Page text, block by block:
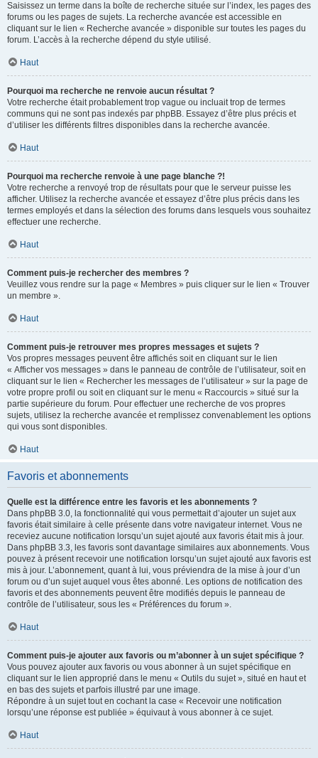
Saisissez un terme dans la boîte de recherche située sur l’index, les pages des
forums ou les pages de sujets. La recherche avancée est accessible en
cliquant sur le lien « Recherche avancée » disponible sur toutes les pages du
forum. L’accès à la recherche dépend du style utilisé.
Haut
Pourquoi ma recherche ne renvoie aucun résultat ?
Votre recherche était probablement trop vague ou incluait trop de termes
communs qui ne sont pas indexés par phpBB. Essayez d’être plus précis et
d’utiliser les différents filtres disponibles dans la recherche avancée.
Haut
Pourquoi ma recherche renvoie à une page blanche ?!
Votre recherche a renvoyé trop de résultats pour que le serveur puisse les
afficher. Utilisez la recherche avancée et essayez d’être plus précis dans les
termes employés et dans la sélection des forums dans lesquels vous souhaitez
effectuer une recherche.
Haut
Comment puis-je rechercher des membres ?
Veuillez vous rendre sur la page « Membres » puis cliquer sur le lien « Trouver
un membre ».
Haut
Comment puis-je retrouver mes propres messages et sujets ?
Vos propres messages peuvent être affichés soit en cliquant sur le lien
« Afficher vos messages » dans le panneau de contrôle de l’utilisateur, soit en
cliquant sur le lien « Rechercher les messages de l’utilisateur » sur la page de
votre propre profil ou soit en cliquant sur le menu « Raccourcis » situé sur la
partie supérieure du forum. Pour effectuer une recherche de vos propres
sujets, utilisez la recherche avancée et remplissez convenablement les options
qui vous sont disponibles.
Haut
Favoris et abonnements
Quelle est la différence entre les favoris et les abonnements ?
Dans phpBB 3.0, la fonctionnalité qui vous permettait d’ajouter un sujet aux
favoris était similaire à celle présente dans votre navigateur internet. Vous ne
receviez aucune notification lorsqu’un sujet ajouté aux favoris était mis à jour.
Dans phpBB 3.3, les favoris sont davantage similaires aux abonnements. Vous
pouvez à présent recevoir une notification lorsqu’un sujet ajouté aux favoris est
mis à jour. L’abonnement, quant à lui, vous préviendra de la mise à jour d’un
forum ou d’un sujet auquel vous êtes abonné. Les options de notification des
favoris et des abonnements peuvent être modifiés depuis le panneau de
contrôle de l’utilisateur, sous les « Préférences du forum ».
Haut
Comment puis-je ajouter aux favoris ou m’abonner à un sujet spécifique ?
Vous pouvez ajouter aux favoris ou vous abonner à un sujet spécifique en
cliquant sur le lien approprié dans le menu « Outils du sujet », situé en haut et
en bas des sujets et parfois illustré par une image.
Répondre à un sujet tout en cochant la case « Recevoir une notification
lorsqu’une réponse est publiée » équivaut à vous abonner à ce sujet.
Haut